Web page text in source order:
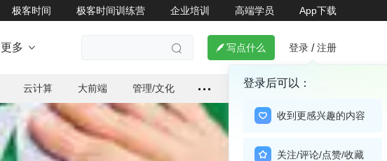
极客时间 极客时间训练营 企业培训 高端学员 App下载
更多    写点什么 登录 / 注册
登录后可以：
收到更感兴趣的内容
关注/评论/点赞/收藏
云计算 大前端 管理/文化